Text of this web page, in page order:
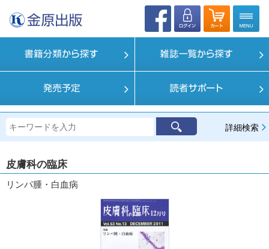
詳細検索
皮膚科の臨床
リンパ腫・白血病